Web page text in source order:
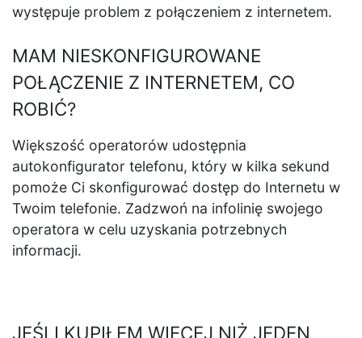
występuje problem z połączeniem z internetem.
MAM NIESKONFIGUROWANE
POŁĄCZENIE Z INTERNETEM, CO
ROBIĆ?
Większość operatorów udostępnia
autokonfigurator telefonu, który w kilka sekund
pomoże Ci skonfigurować dostęp do Internetu w
Twoim telefonie. Zadzwoń na infolinię swojego
operatora w celu uzyskania potrzebnych
informacji.
JEŚLI KUPIŁEM WIĘCEJ NIŻ JEDEN